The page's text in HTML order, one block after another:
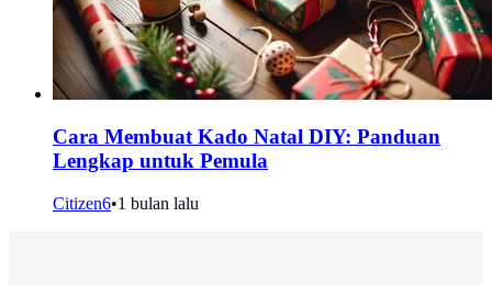
Cara Membuat Kado Natal DIY: Panduan
Lengkap untuk Pemula
Citizen6•1 bulan lalu